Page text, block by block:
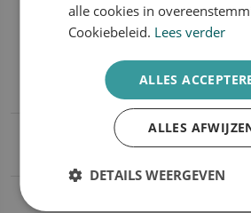
Hoe worden roodheid en/ of
behandeld met een laser?
Wat kan ik verwachten van
van de vaatafwijking
alle cookies in
Cookiebeleid. Lees verder
ALLES
ALLES
DETAILS WEERGEVEN